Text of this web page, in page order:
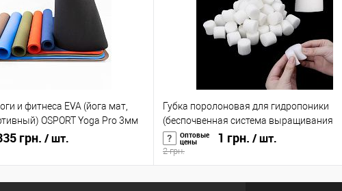
и фитнеса EVA (йога мат,
OSPORT Yoga Pro 3мм
грн. / шт.
Губка поролоновая для гидропоники
(беспочвенная система выращивания
растений) для сада, аквариума (R-00104)
Оптовые
цены 1 грн. / шт.
2 грн.